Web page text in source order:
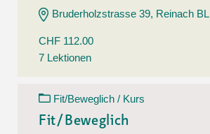
Bruderholzstrasse 39, Reinach BL
CHF 112.00
7 Lektionen
Fit/Beweglich / Kurs
Fit/Beweglich